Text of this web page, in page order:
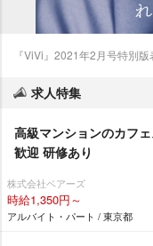
『ViVi』2021年2月号特別
求人特集
高級マンションのカフ
歓迎 研修あり
株式会社ベアーズ
時給1,350円～
アルバイト・パート / 東京都